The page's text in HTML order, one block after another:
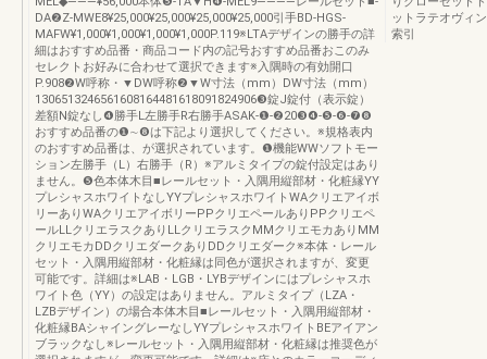
DA❷Z-MWE8¥25,000¥25,000¥25,000¥25,000引手BD-HGS-
MAFW¥1,000¥1,000¥1,000¥1,000P.119※LTAデザインの勝手の詳
細はおすすめ品番・商品コード内の記号おすすめ品番おこのみ
セレクトお好みに合わせて選択できます※入隅時の有効開口
P.908❷W呼称・▼DW呼称❷▼W寸法（mm）DW寸法（mm）
1306513246561608164481618091824906❸錠J錠付（表示錠）
差額N錠なし❹勝手L左勝手R右勝手ASAK-❶-❷20❸❹-❺-❻-❼❽
おすすめ品番の❶∼❽は下記より選択してください。※規格表内
のおすすめ品番は、が選択されています。❶機能WWソフトモー
ション左勝手（L）右勝手（R）※アルミタイプの錠付設定はあり
ません。❺色本体木目■レールセット・入隅用縦部材・化粧縁YY
プレシャスホワイトなしYYプレシャスホワイトWAクリエアイボ
リーありWAクリエアイボリーPPクリエペールありPPクリエペ
ールLLクリエラスクありLLクリエラスクMMクリエモカありMM
クリエモカDDクリエダークありDDクリエダーク※本体・レール
セット・入隅用縦部材・化粧縁は同色が選択されますが、変更
可能です。詳細は※LAB・LGB・LYBデザインにはプレシャスホ
ワイト色（YY）の設定はありません。アルミタイプ（LZA・
LZBデザイン）の場合本体木目■レールセット・入隅用縦部材・
化粧縁BAシャイングレーなしYYプレシャスホワイトBEアイアン
ブラックなし※レールセット・入隅用縦部材・化粧縁は推奨色が
ットラテオヴィ
索引